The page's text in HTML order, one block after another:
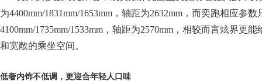
为4400mm/1831mm/1653mm，轴距为2632mm，而奕跑相应参数
4100mm/1735mm/1533mm，轴距为2570mm，相较而言炫界更
和宽敞的乘坐空间。
低奢内饰不低调，更迎合年轻人口味